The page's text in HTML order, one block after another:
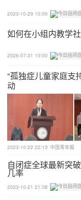
●开始任务并维持
●理解不同的观点
●在任务过程中调
●自我监控执行过
执行功能大约从
30岁才能成熟。
由此可见，执行功
虽然他发展的时间
具备相应的执行能
2023-10-29 10:00
如何在小组内教学社
2026-07-31 10:00
“孤独症儿童家庭支
动
2023-10-22 22:13 中国青年报
自闭症全球最新突
几率
2023-10-21 21:38